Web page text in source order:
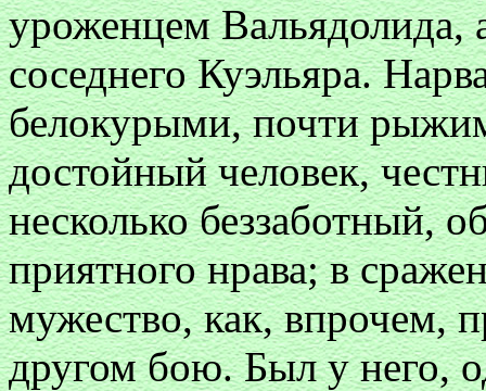
уроженцем Вальядолида,
соседнего Куэльяра.
белокурыми, почти
достойный человек,
несколько беззаботный,
приятного нрава; в
мужество, как, впрочем,
другом бою. Был у него,